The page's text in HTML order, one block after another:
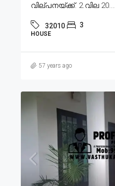
വില്പനയ്ക്ക്. 2.വില 20...
32010 3
HOUSE
57 years ago